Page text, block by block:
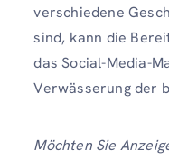
verschiedene
sind, kann die
das Social-Media-
Verwässerung der
Möchten Sie